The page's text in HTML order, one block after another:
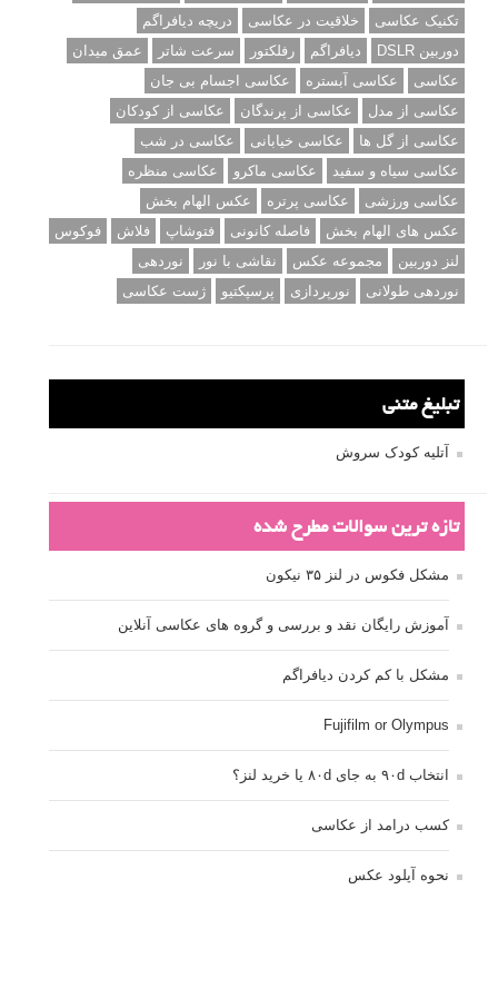
تکنیک عکاسی
خلاقیت در عکاسی
دریچه دیافراگم
دوربین DSLR
دیافراگم رفلکتور سرعت شاتر
عمق میدان
عکاسی
عکاسی آبستره
عکاسی اجسام بی جان
عکاسی از مدل
عکاسی از پرندگان
عکاسی از کودکان
عکاسی از گل ها
عکاسی خیابانی
عکاسی در شب
عکاسی سیاه و سفید
عکاسی ماکرو
عکاسی منظره
عکاسی ورزشی
عکاسی پرتره
عکس الهام بخش
عکس های الهام بخش
فاصله کانونی فتوشاپ فلاش
فوکوس
لنز دوربین
مجموعه عکس نقاشی با نور
نوردهی
نوردهی طولانی
نورپردازی پرسپکتیو ژست عکاسی
تبلیغ متنی
آتلیه کودک سروش
تازه ترین سوالات مطرح شده
مشکل فکوس در لنز ۳۵ نیکون
آموزش رایگان نقد و بررسی و گروه های عکاسی آنلاین
مشکل با کم کردن دیافراگم
Fujifilm or Olympus
انتخاب ۹۰d به جای ۸۰d یا خرید لنز؟
کسب درامد از عکاسی
نحوه آپلود عکس